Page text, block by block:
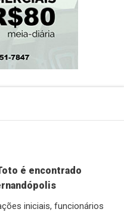
é encontrado
iniciais, funcionários